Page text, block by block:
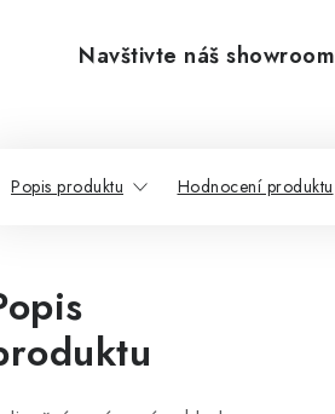
Navštivte náš showroom
Popis produktu Hodnocení produktu